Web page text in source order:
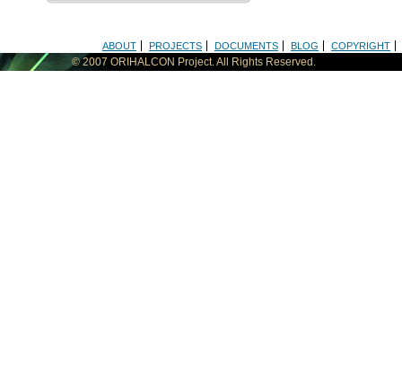
フッターサイトメニュー
ABOUT PROJECTS DOCUMENTS BLOG COPYRIGHT
© 2007 ORIHALCON Project. All Rights Reserved.